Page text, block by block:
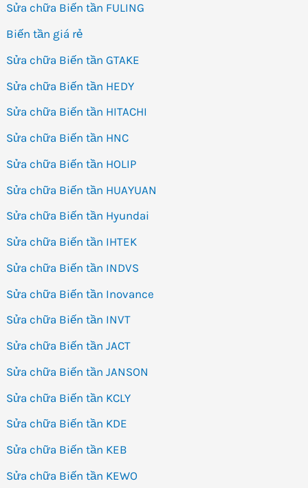
Sửa chữa Biến tần FULING
Biến tần giá rẻ
Sửa chữa Biến tần GTAKE
Sửa chữa Biến tần HEDY
Sửa chữa Biến tần HITACHI
Sửa chữa Biến tần HNC
Sửa chữa Biến tần HOLIP
Sửa chữa Biến tần HUAYUAN
Sửa chữa Biến tần Hyundai
Sửa chữa Biến tần IHTEK
Sửa chữa Biến tần INDVS
Sửa chữa Biến tần Inovance
Sửa chữa Biến tần INVT
Sửa chữa Biến tần JACT
Sửa chữa Biến tần JANSON
Sửa chữa Biến tần KCLY
Sửa chữa Biến tần KDE
Sửa chữa Biến tần KEB
Sửa chữa Biến tần KEWO